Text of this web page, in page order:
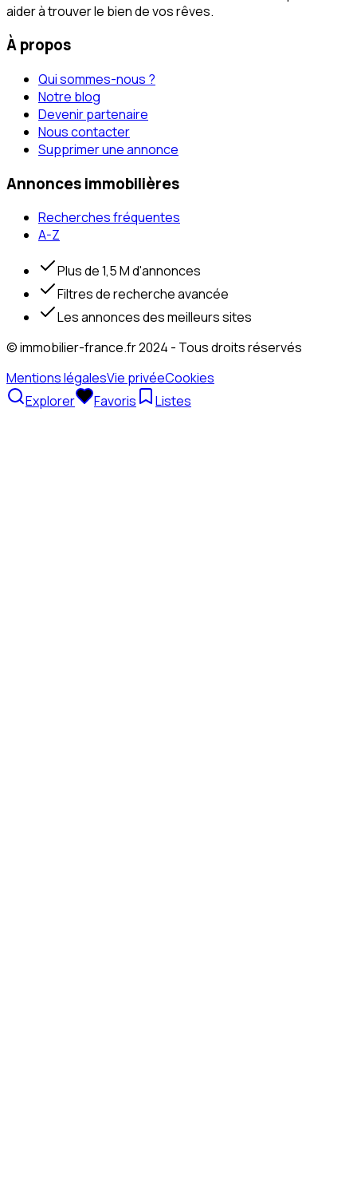
aider à trouver le bien de vos rêves.
À propos
Qui sommes-nous ?
Notre blog
Devenir partenaire
Nous contacter
Supprimer une annonce
Annonces immobilières
Recherches fréquentes
A-Z
Plus de 1,5 M d'annonces
Filtres de recherche avancée
Les annonces des meilleurs sites
© immobilier-france.fr 2024 - Tous droits réservés
Mentions légalesVie privéeCookies
Explorer
Favoris Listes